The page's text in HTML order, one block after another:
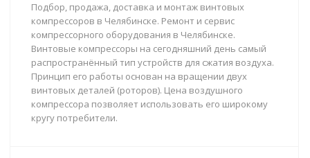
Подбор, продажа, доставка и монтаж винтовых
компрессоров в Челябинске. Ремонт и сервис
компрессорного оборудования в Челябинске.
Винтовые компрессоры на сегодняшний день самый
распространённый тип устройств для сжатия воздуха.
Принцип его работы основан на вращении двух
винтовых деталей (роторов). Цена воздушного
компрессора позволяет использовать его широкому
кругу потребители.